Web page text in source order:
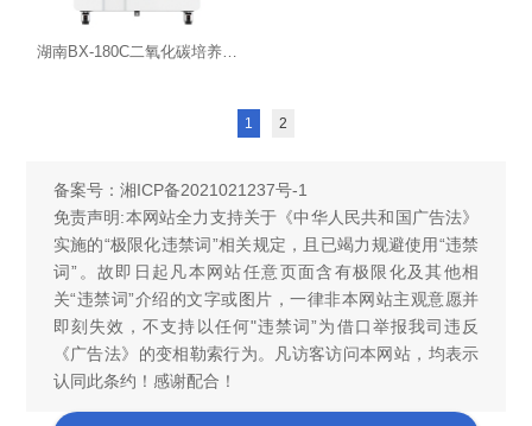
湖南BX-180C二氧化碳培养箱（湿热灭菌）
1 2
备案号： 湘ICP备2021021237号-1
免责声明:本网站全力支持关于《中华人民共和国广告法》
实施的“极限化违禁词”相关规定，且已竭力规避使用“违禁
词”。故即日起凡本网站任意页面含有极限化及其他相
关“违禁词”介绍的文字或图片，一律非本网站主观意愿并
即刻失效，不支持以任何"违禁词”为借口举报我司违反
《广告法》的变相勒索行为。凡访客访问本网站，均表示
认同此条约！感谢配合！